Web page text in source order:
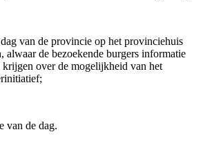
van de provincie op het provinciehuis
alwaar de bezoekende burgers informatie
over de mogelijkheid van het
van de dag.